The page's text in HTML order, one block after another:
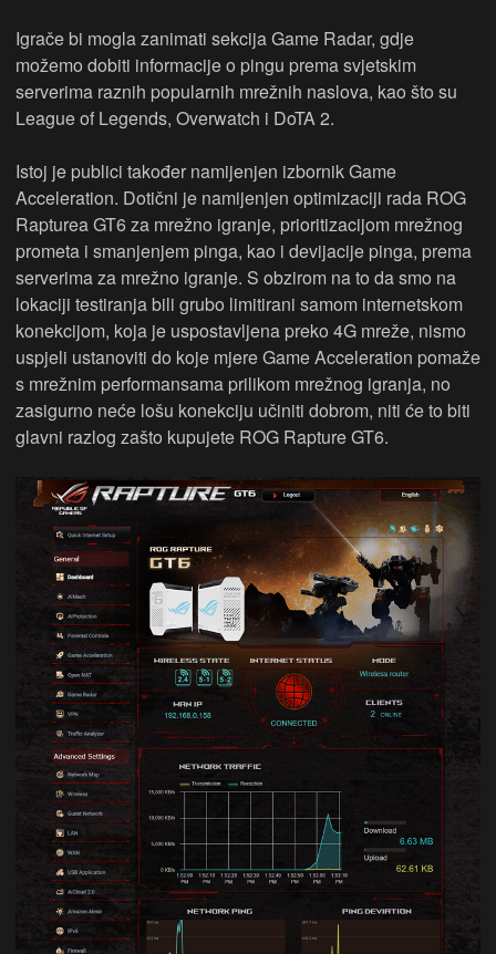
Igrače bi mogla zanimati sekcija Game Radar, gdje
možemo dobiti informacije o pingu prema svjetskim
serverima raznih popularnih mrežnih naslova, kao što su
League of Legends, Overwatch i DoTA 2.
Istoj je publici također namijenjen izbornik Game
Acceleration. Dotični je namijenjen optimizaciji rada ROG
Rapturea GT6 za mrežno igranje, prioritizacijom mrežnog
prometa i smanjenjem pinga, kao i devijacije pinga, prema
serverima za mrežno igranje. S obzirom na to da smo na
lokaciji testiranja bili grubo limitirani samom internetskom
konekcijom, koja je uspostavljena preko 4G mreže, nismo
uspjeli ustanoviti do koje mjere Game Acceleration pomaže
s mrežnim performansama prilikom mrežnog igranja, no
zasigurno neće lošu konekciju učiniti dobrom, niti će to biti
glavni razlog zašto kupujete ROG Rapture GT6.